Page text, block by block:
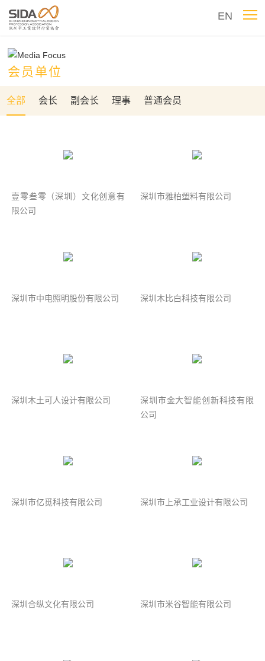
EN
会员单位
全部 会长 副会长 理事 普通会员
壹零叁零（深圳）文化创意有
限公司
深圳市雅柏塑料有限公司
深圳市中电照明股份有限公司 深圳木比白科技有限公司
深圳木土可人设计有限公司
深圳市金大智能创新科技有限
公司
深圳市亿觅科技有限公司 深圳市上承工业设计有限公司
深圳合纵文化有限公司 深圳市米谷智能有限公司